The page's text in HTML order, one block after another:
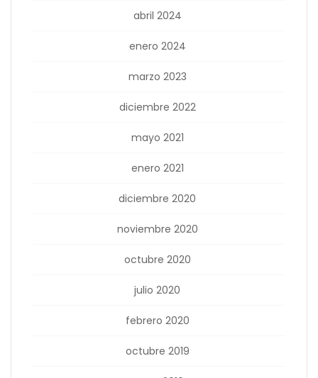
abril 2024
enero 2024
marzo 2023
diciembre 2022
mayo 2021
enero 2021
diciembre 2020
noviembre 2020
octubre 2020
julio 2020
febrero 2020
octubre 2019